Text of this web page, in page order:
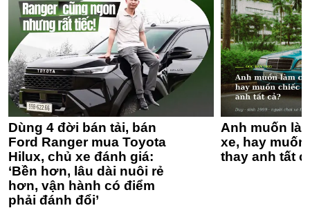
Dùng 4 đời bán tải, bán
Ford Ranger mua Toyota
Hilux, chủ xe đánh giá:
‘Bền hơn, lâu dài nuôi rẻ
hơn, vận hành có điểm
phải đánh đổi’
Anh muốn
xe, hay
thay anh tất